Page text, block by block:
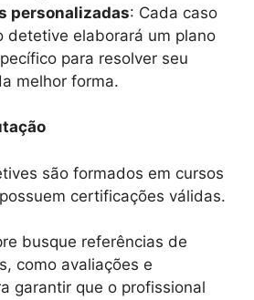
personalizadas: Cada caso
detetive elaborará um plano
para resolver seu
melhor forma.
são formados em cursos
certificações válidas.
busque referências de
como avaliações e
garantir que o profissional